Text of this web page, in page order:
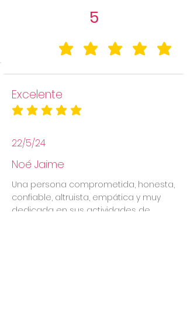
5
la calificación
Excelente
la calificación promedio es 5 de 5
22/5/24
Noé Jaime
Una persona comprometida, honesta,
confiable, altruista, empática y muy
dedicada en sus actividades de